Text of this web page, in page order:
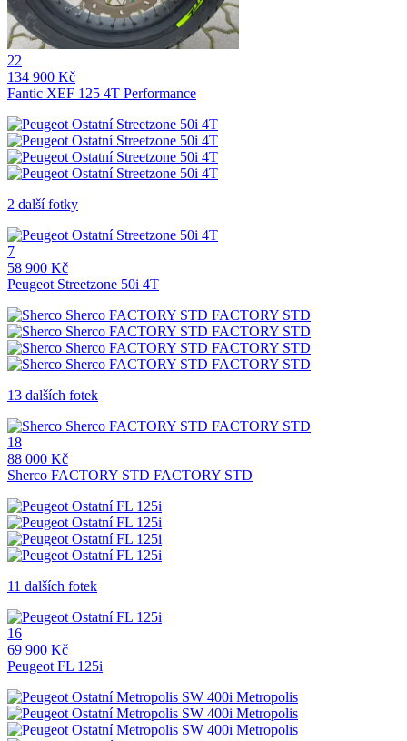
22
134 900 Kč
Fantic XEF 125 4T Performance
2 další fotky
7
58 900 Kč
Peugeot Streetzone 50i 4T
13 dalších fotek
18
88 000 Kč
Sherco FACTORY STD FACTORY STD
11 dalších fotek
16
69 900 Kč
Peugeot FL 125i